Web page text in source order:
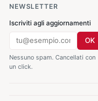
NEWSLETTER
Iscriviti agli aggiornamenti
OK
Nessuno spam. Cancellati con
un click.